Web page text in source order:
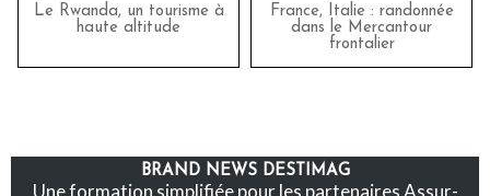
Le Rwanda, un tourisme à
haute altitude
France, Italie : randonnée
dans le Mercantour
frontalier
BRAND NEWS DESTIMAG
Une formation simplifiée pour les partenaires Assur-